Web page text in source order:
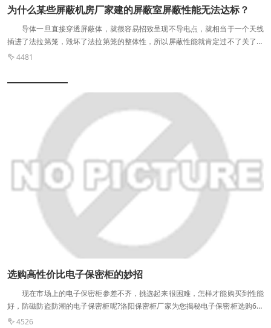
为什么某些屏蔽机房厂家建的屏蔽室屏蔽性能无法达标？
导体一旦直接穿透屏蔽体，就很容易招致呈现不导电点，就相当于一个天线
插进了法拉第笼，毁坏了法拉第笼的整体性，所以屏蔽性能就肯定过不了关了。
更多电磁屏蔽机房建立问题请咨询洛阳民生特种装备。举个***直接的案例：光
导线。 有些屏蔽体上有很多导电不连续点，由于屏蔽体不同局部分离处容易
构成不导电的缝隙，因此易招致电磁泄露，所以屏蔽体外表的导电性必需是连续
的。而处理这一问题就需求在缝隙处填充导电的弹性资料，以防止呈现不导电
点。例如屏蔽门的簧片，需求定期的擦洗或者改换，时间长，簧片容易氧化，就
会毁坏屏蔽门的整体导电性。 屏蔽机房厂家消费的滤波器非合格产品，特别
是电源滤波器，在不通电工作的状况下，屏蔽效能勉强能够保证， 但一旦设备通
电开端运转，电源滤波器的屏蔽性能就大大降落，所以选用优质合格的电源滤波
器和信号滤波器是屏蔽机房屏蔽性能保证的前提。
 4481
选购高性价比电子保密柜的妙招
现在市场上的电子保密柜参差不齐，挑选起来很困难，怎样才能购买到性能
好，防磁防盗防潮的电子保密柜呢?洛阳保密柜厂家为您揭秘电子保密柜选购6大
招，再也不怕被坑了，门板厚度，外观整洁，有无备用钥匙，密码锁，有无报警
 4526